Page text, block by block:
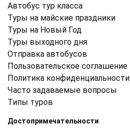
Автобус тур класса
Туры на майские праздники
Туры на Новый Год
Туры выходного дня
Отправка автобусов
Пользовательское соглашение
Политика конфиденциальности
Часто задаваемые вопросы
Типы туров
Достопримечательности